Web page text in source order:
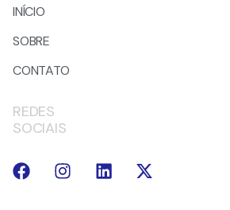
INÍCIO
SOBRE
CONTATO
REDES
SOCIAIS